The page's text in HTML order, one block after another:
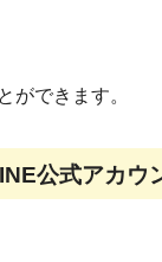
ができます。
公式アカウ